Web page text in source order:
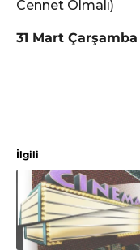
Cennet Olmalı)
31 Mart Çarşamba
İlgili